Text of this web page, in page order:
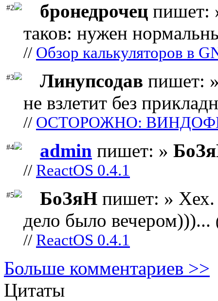
#2 бронедрочец пишет:
таков: нужен
// Обзор калькуляторов в
#3 Линупсодав пишет:
не взлетит без
// ОСТОРОЖНО:
#4 admin пишет: »
// ReactOS 0.4.1
#5 БоЗяН пишет: » Хех.
дело было вечером)))...
// ReactOS 0.4.1
Больше комментариев >>
Цитаты